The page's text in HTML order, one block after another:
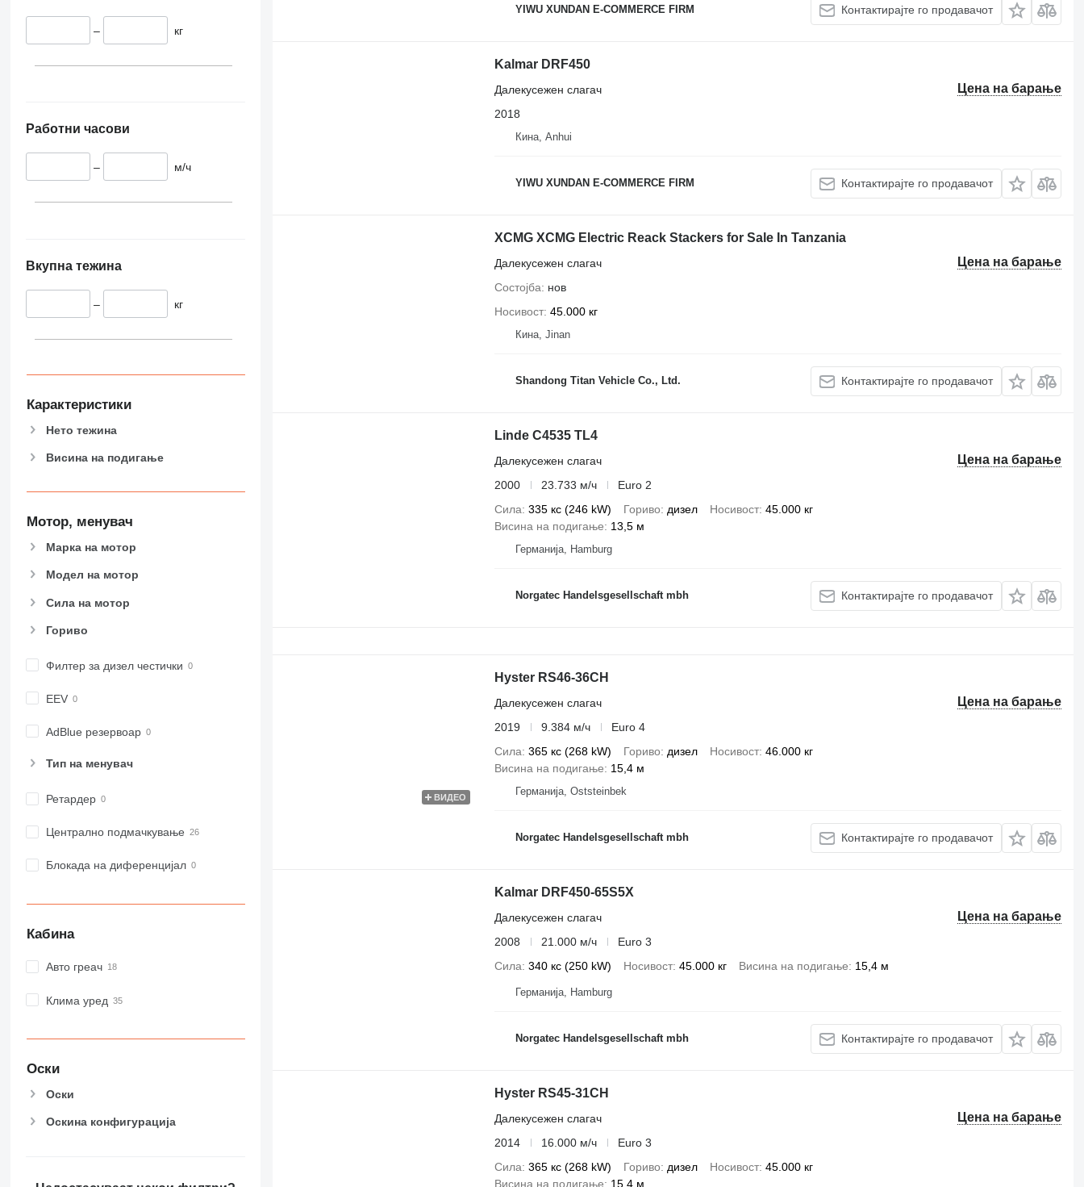
– кг
Работни часови
– м/ч
Вкупна тежина
– кг
Карактеристики
Нето тежина
Висина на подигање
Мотор, менувач
Марка на мотор
Модел на мотор
Сила на мотор
Гориво
Филтер за дизел честички
EEV
AdBlue резервоар
Тип на менувач
Ретардер
Централно подмачкување
Блокада на диференцијал
Кабина
Авто греач
Клима уред
Оски
Оски
Оскина конфигурација
YIWU XUNDAN E-COMMERCE FIRM Контактирајте го продавачот
Kalmar DRF450
Цена на барање
Далекусежен слагач
2018
Кина, Anhui
YIWU XUNDAN E-COMMERCE FIRM Контактирајте го продавачот
XCMG XCMG Electric Reack Stackers for Sale In Tanzania
Цена на барање
Далекусежен слагач
Состојба
нов
Носивост 45.000 кг
Кина, Jinan
Shandong Titan Vehicle Co., Ltd. Контактирајте го продавачот
Linde C4535 TL4
Цена на барање
Далекусежен слагач
2000
23.733 м/ч
Euro 2
Сила 335 кс (246 kW) Гориво дизел Носивост 45.000 кг
Висина на подигање
13,5 м
Германија, Hamburg
Norgatec Handelsgesellschaft mbh Контактирајте го продавачот
ВИДЕО
Hyster RS46-36CH
Цена на барање
Далекусежен слагач
2019
9.384 м/ч
Euro 4
Сила 365 кс (268 kW) Гориво дизел Носивост 46.000 кг
Висина на подигање
15,4 м
Германија, Oststeinbek
Norgatec Handelsgesellschaft mbh Контактирајте го продавачот
Kalmar DRF450-65S5X
Цена на барање
Далекусежен слагач
2008
21.000 м/ч
Euro 3
Сила 340 кс (250 kW) Носивост 45.000 кг Висина на подигање 15,4 м
Германија, Hamburg
Norgatec Handelsgesellschaft mbh Контактирајте го продавачот
Hyster RS45-31CH
Цена на барање
Далекусежен слагач
2014
16.000 м/ч
Euro 3
Сила 365 кс (268 kW) Гориво дизел Носивост 45.000 кг
Висина на подигање
15,4 м